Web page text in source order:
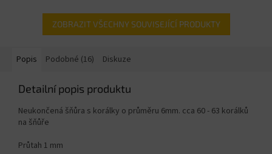
ZOBRAZIT VŠECHNY SOUVISEJÍCÍ PRODUKTY
Popis Podobné (16) Diskuze
Detailní popis produktu
Neukončená šňůra s korálky o průměru 6mm. cca 60 - 63 korálků
na šňůře
Průtah 1 mm